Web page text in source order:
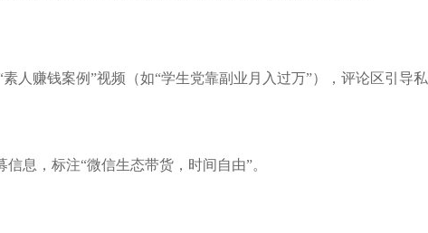
素人赚钱案例”视频（如“学生党靠副业月入过万”），评论区引导私
信息，标注“微信生态带货，时间自由”。
打造公私域联动，赋
帮助茂业百货搭建了企微+社群+小程序